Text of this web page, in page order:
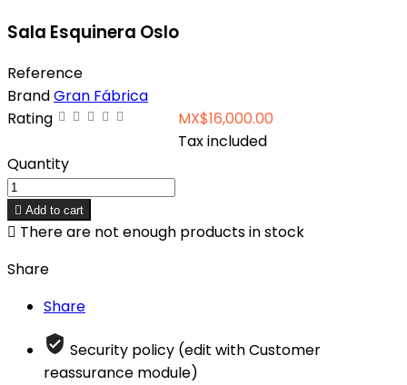
Sala Esquinera Oslo
Reference
BrandGran Fábrica
Rating
MX$16,000.00
Tax included
Quantity
 Add to cart
 There are not enough products in stock
Share
Share
Security policy (edit with Customer
reassurance module)